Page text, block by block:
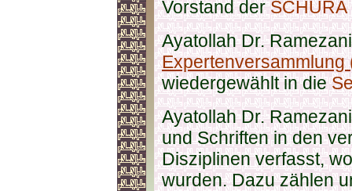
Vorstand der
Ayatollah Dr.
Expertenversammlung
wiedergewählt in die
Ayatollah Dr.
und Schriften in den
Disziplinen verfasst,
wurden. Dazu zählen